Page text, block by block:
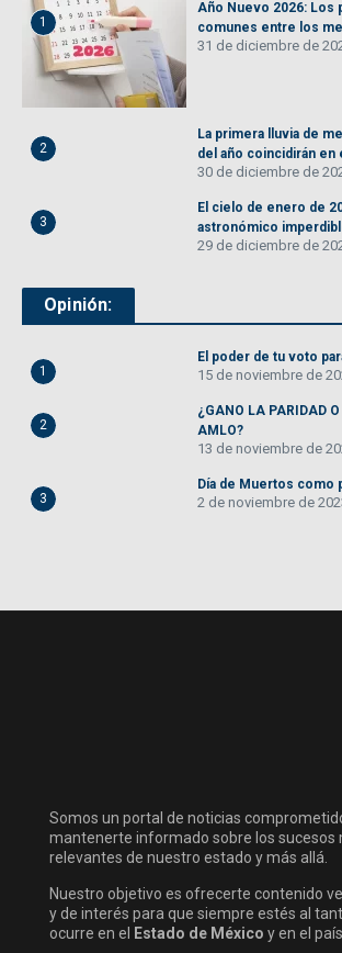
1
Año Nuevo 2026: Los
comunes entre los
31 de diciembre de
2
La primera lluvia de
del año coincidirán en
30 de diciembre de
3
El cielo de enero de
astronómico
29 de diciembre de
Opinión:
1
El poder de tu voto
15 de noviembre de
2
¿GANO LA PARIDAD
AMLO?
13 de noviembre de
3
Día de Muertos como
2 de noviembre de
Somos un portal de noticias
mantenerte informado sobre los sucesos
relevantes de nuestro estado y más allá.
Nuestro objetivo es ofrecerte contenido
y de interés para que siempre estés al
ocurre en el
Estado de México y en el país.